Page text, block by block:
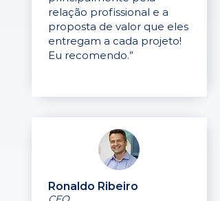
relação profissional e a
proposta de valor que eles
entregam a cada projeto!
Eu recomendo.”
Ronaldo Ribeiro